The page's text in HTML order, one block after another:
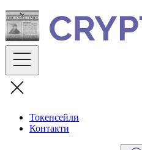
Skip
to
content
Токенсейли
Контакти